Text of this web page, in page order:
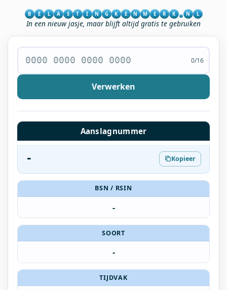
B E L A S T I N G K E N M E R K N L
In een nieuw jasje, maar blijft altijd gratis te gebruiken
0/16
Verwerken
Aanslagnummer
- Kopieer
BSN / RSIN
-
SOORT
-
TIJDVAK